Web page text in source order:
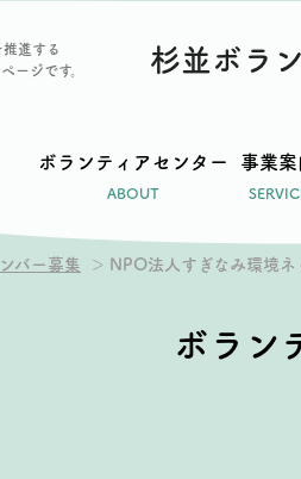
進する
ージです。
杉並ボラ
ボランティアセンター
ABOUT
事業案
バー募集 NPO法人すぎなみ環境
ボラン